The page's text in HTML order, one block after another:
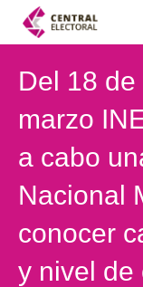
Del 18
marzo
a cabo
Nacional
conocer
y nivel de